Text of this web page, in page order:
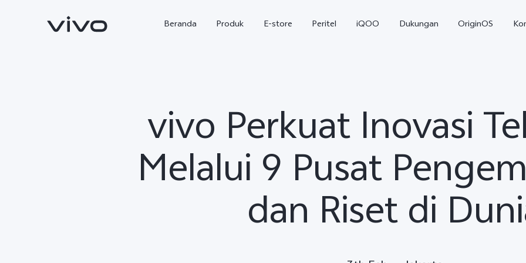
Beranda Produk E-store Peritel iQOO Dukungan OriginOS
baru T5 Pro
vivo Perkuat Inovasi
Melalui 9 Pusat
dan Riset di